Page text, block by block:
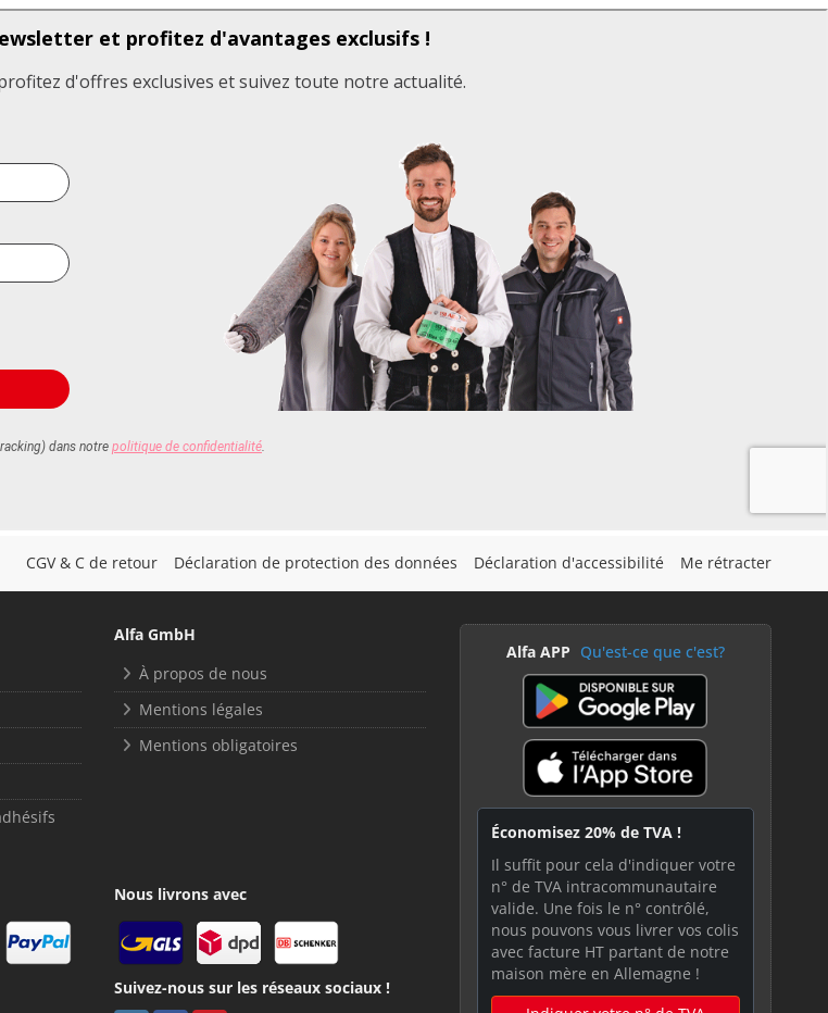
CGV & C de retour Déclaration de protection des données Déclaration d'accessibilité Me rétracter
Alfa GmbH
À propos de nous
Mentions légales
Mentions obligatoires
Nous livrons avec
Suivez-nous sur les réseaux sociaux !
Alfa APP Qu'est-ce que c'est?
Économisez 20% de TVA !
Il suffit pour cela d'indiquer votre
n° de TVA intracommunautaire
valide. Une fois le n° contrôlé,
nous pouvons vous livrer vos colis
avec facture HT partant de notre
maison mère en Allemagne !